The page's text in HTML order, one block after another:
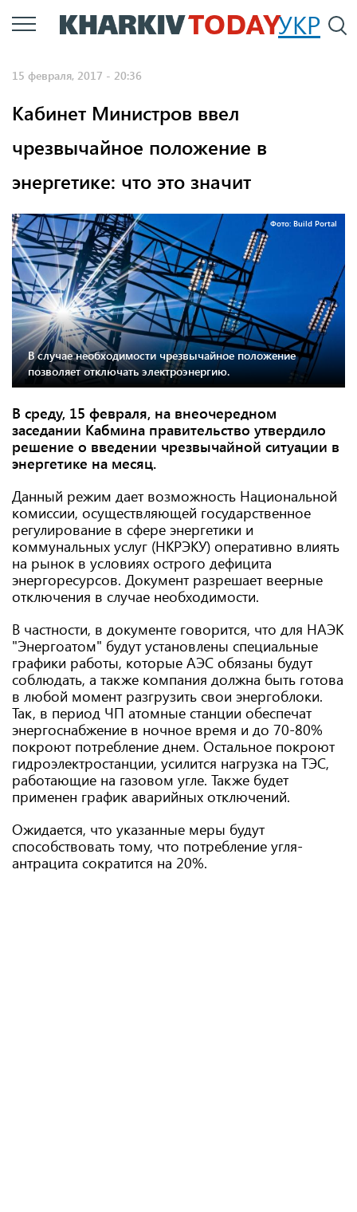
Перейти
к
УКР
15 февраля, 2017 - 20:36
Кабинет Министров ввел
чрезвычайное положение в
энергетике: что это значит
Фото: Build Portal
В случае необходимости чрезвычайное положение
позволяет отключать электроэнергию.
В среду, 15 февраля, на внеочередном
заседании Кабмина правительство утвердило
решение о введении чрезвычайной ситуации в
энергетике на месяц.
Данный режим дает возможность Национальной
комиссии, осуществляющей государственное
регулирование в сфере энергетики и
коммунальных услуг (НКРЭКУ) оперативно влиять
на рынок в условиях острого дефицита
энергоресурсов. Документ разрешает веерные
отключения в случае необходимости.
В частности, в документе говорится, что для НАЭК
"Энергоатом" будут установлены специальные
графики работы, которые АЭС обязаны будут
соблюдать, а также компания должна быть готова
в любой момент разгрузить свои энергоблоки.
Так, в период ЧП атомные станции обеспечат
энергоснабжение в ночное время и до 70-80%
покроют потребление днем. Остальное покроют
гидроэлектростанции, усилится нагрузка на ТЭС,
работающие на газовом угле. Также будет
применен график аварийных отключений.
Ожидается, что указанные меры будут
способствовать тому, что потребление угля-
антрацита сократится на 20%.